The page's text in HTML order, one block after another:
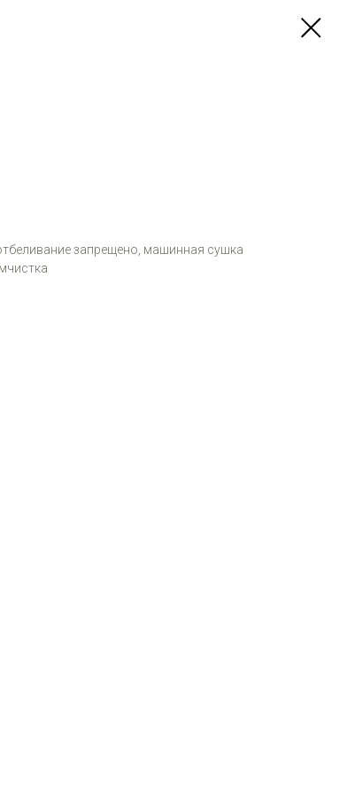
запрещено, машинная сушка